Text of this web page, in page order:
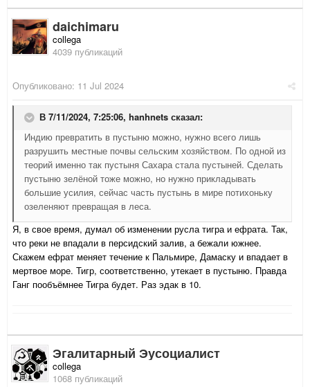
daichimaru
collega
4039 публикаций
Опубликовано: 11 Jul 2024
В 7/11/2024, 7:25:06, hanhnets сказал:
Индию превратить в пустыню можно, нужно всего лишь
разрушить местные почвы сельским хозяйством. По одной из
теорий именно так пустыня Сахара стала пустыней. Сделать
пустыню зелёной тоже можно, но нужно прикладывать
большие усилия, сейчас часть пустынь в мире потихоньку
озеленяют превращая в леса.
Я, в свое время, думал об изменении русла тигра и ефрата. Так,
что реки не впадали в персидский залив, а бежали южнее.
Скажем ефрат меняет течение к Пальмире, Дамаску и впадает в
мертвое море. Тигр, соответственно, утекает в пустыню. Правда
Ганг пообъёмнее Тигра будет. Раз эдак в 10.
Эгалитарный Эусоциалист
collega
1068 публикаций